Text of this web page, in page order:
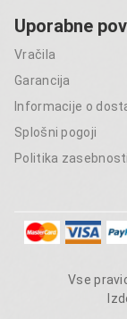
Uporabne
Vračila
Garancija
Informacije o
Splošni pogoji
Politika zasebnosti
Vse